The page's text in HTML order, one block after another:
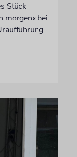
Stück
morgen« bei